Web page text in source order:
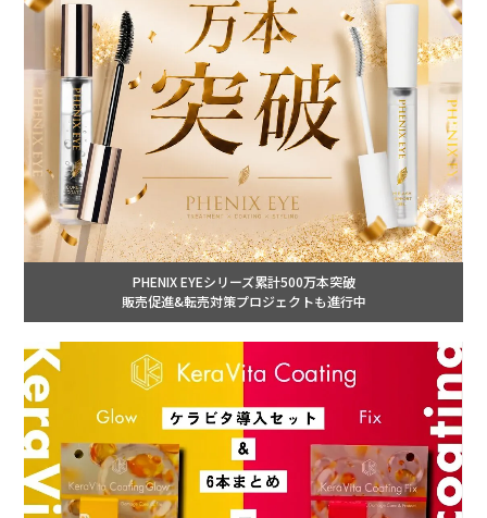
PHENIX EYEシリーズ累計500万本突破
販売促進&転売対策プロジェクトも進行中